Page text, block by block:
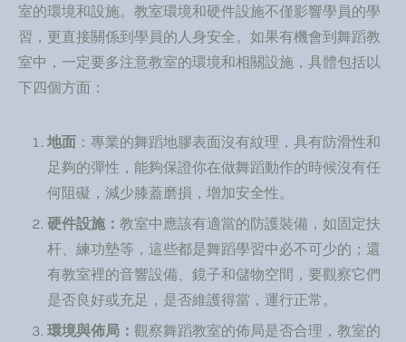
室的環境和設施。教室環境和硬件設施不僅影響學員的學
習，更直接關係到學員的人身安全。如果有機會到舞蹈教
室中，一定要多注意教室的環境和相關設施，具體包括以
下四個方面：
地面 ：專業的舞蹈地膠表面沒有紋理，具有防滑性和
足夠的彈性，能夠保證你在做舞蹈動作的時候沒有任
何阻礙，減少膝蓋磨損，增加安全性。
硬件設施： 教室中應該有適當的防護裝備，如固定扶
杆、練功墊等，這些都是舞蹈學習中必不可少的；還
有教室裡的音響設備、鏡子和儲物空間，要觀察它們
是否良好或充足，是否維護得當，運行正常。
環境與佈局： 觀察舞蹈教室的佈局是否合理，教室的